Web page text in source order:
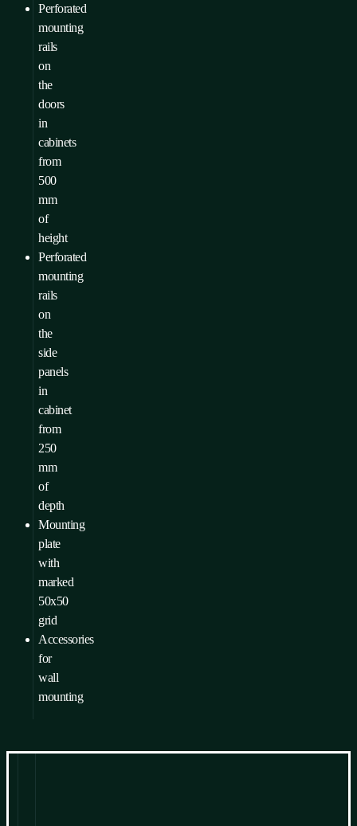
Perforated
mounting
rails
on
the
doors
in
cabinets
from
500
mm
of
height
Perforated
mounting
rails
on
the
side
panels
in
cabinet
from
250
mm
of
depth
Mounting
plate
with
marked
50x50
grid
Accessories
for
wall
mounting